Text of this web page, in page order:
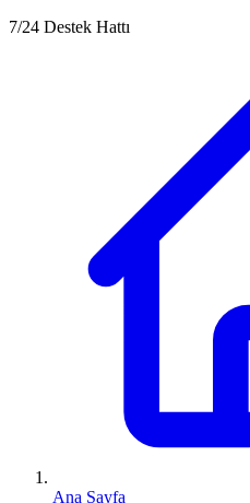
7/24 Destek Hattı
Ana Sayfa